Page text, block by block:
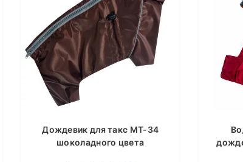
Дождевик для такс MT-34
шоколадного цвета